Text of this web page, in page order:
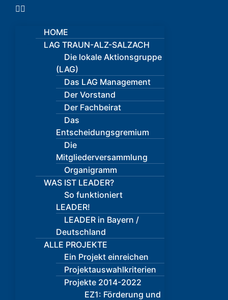
HOME
LAG TRAUN-ALZ-SALZACH
Die lokale Aktionsgruppe
(LAG)
Das LAG Management
Der Vorstand
Der Fachbeirat
Das
Entscheidungsgremium
Die
Mitgliederversammlung
Organigramm
WAS IST LEADER?
So funktioniert
LEADER!
LEADER in Bayern /
Deutschland
ALLE PROJEKTE
Ein Projekt einreichen
Projektauswahlkriterien
Projekte 2014-2022
EZ1: Förderung und